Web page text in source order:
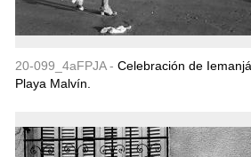
20-099_4aFPJA - Celebración de
Playa Malvín.